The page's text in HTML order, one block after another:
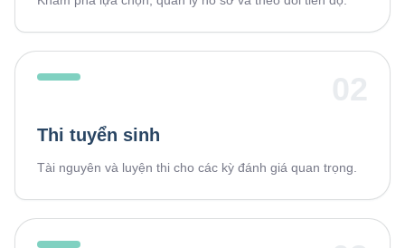
Thi tuyển sinh
Tài nguyên và luyện thi cho các kỳ đánh giá quan trọng.